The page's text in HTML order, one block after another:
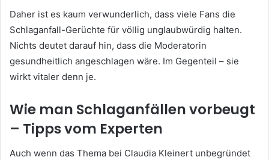
Daher ist es kaum verwunderlich, dass viele Fans die
Schlaganfall-Gerüchte für völlig unglaubwürdig halten.
Nichts deutet darauf hin, dass die Moderatorin
gesundheitlich angeschlagen wäre. Im Gegenteil – sie
wirkt vitaler denn je.
Wie man Schlaganfällen vorbeugt
– Tipps vom Experten
Auch wenn das Thema bei Claudia Kleinert unbegründet